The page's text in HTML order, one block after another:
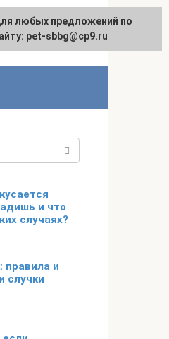
и что
случаях?
правила и
случки
любых предложений по
pet-sbbg@cp9.ru